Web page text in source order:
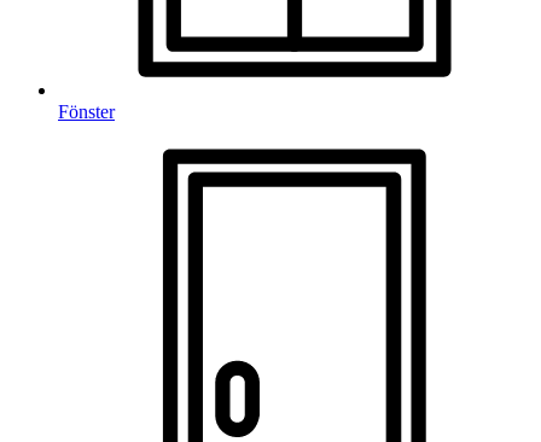
Fönster